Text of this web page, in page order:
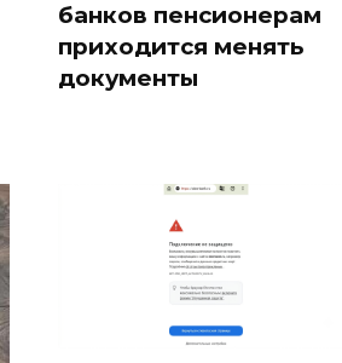
банков пенсионерам
приходится менять
документы